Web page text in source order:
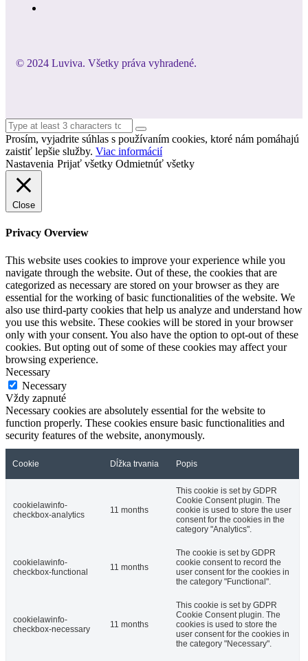
© 2024 Luviva. Všetky práva vyhradené.
Prosím, vyjadrite súhlas s používaním cookies, ktoré nám pomáhajú
zaistiť lepšie služby. Viac informácií
Nastavenia Prijať všetky Odmietnúť všetky
Close
Privacy Overview
This website uses cookies to improve your experience while you
navigate through the website. Out of these, the cookies that are
categorized as necessary are stored on your browser as they are
essential for the working of basic functionalities of the website. We
also use third-party cookies that help us analyze and understand how
you use this website. These cookies will be stored in your browser
only with your consent. You also have the option to opt-out of these
cookies. But opting out of some of these cookies may affect your
browsing experience.
Necessary
Necessary
Vždy zapnuté
Necessary cookies are absolutely essential for the website to
function properly. These cookies ensure basic functionalities and
security features of the website, anonymously.
Cookie Dĺžka trvania Popis
cookielawinfo-
checkbox-analytics
11 months
This cookie is set by GDPR
Cookie Consent plugin. The
cookie is used to store the user
consent for the cookies in the
category "Analytics".
cookielawinfo-
checkbox-functional
11 months
The cookie is set by GDPR
cookie consent to record the
user consent for the cookies in
the category "Functional".
cookielawinfo-
checkbox-necessary
11 months
This cookie is set by GDPR
Cookie Consent plugin. The
cookies is used to store the
user consent for the cookies in
the category "Necessary".